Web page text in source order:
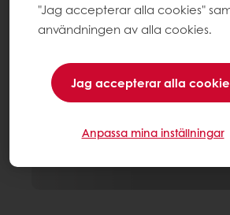
"Jag accepterar alla cookies"
användningen av alla cookies.
Jag accepterar alla
Anpassa mina inställningar